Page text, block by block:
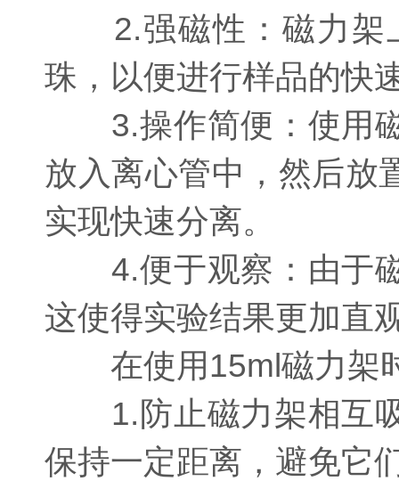
2.强磁性：磁力架
珠，以便进行样品的快
3.操作简便：使用磁
放入离心管中，然后放
实现快速分离。
4.便于观察：由于磁
这使得实验结果更加直
在使用15ml磁力架
1.防止磁力架相互吸
保持一定距离，避免它